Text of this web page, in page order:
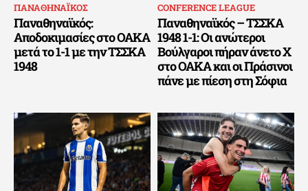
ΠΑΝΑΘΗΝΑΪΚΟΣ
Παναθηναϊκός:
Αποδοκιμασίες στο ΟΑΚΑ
μετά το 1-1 με την ΤΣΣΚΑ
1948
CONFERENCE LEAGUE
Παναθηναϊκός – ΤΣΣΚΑ
1948 1-1: Οι ανώτεροι
Βούλγαροι πήραν άνετο Χ
στο ΟΑΚΑ και οι Πράσινοι
πάνε με πίεση στη Σόφια